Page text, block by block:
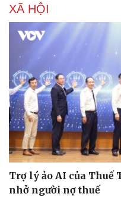
XÃ HỘI
Trợ lý ảo AI của Thuế
nhở người nợ thuế